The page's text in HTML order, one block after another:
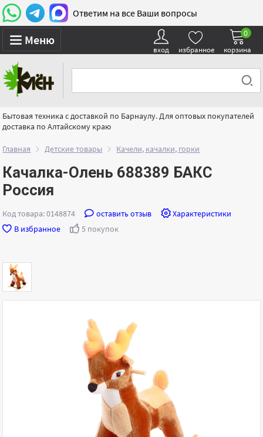
Ответим на все Ваши вопросы
Меню
вход избранное корзина
0
Бытовая техника с доставкой по Барнаулу. Для оптовых покупателей
доставка по Алтайскому краю
Главная Детские товары Качели, качалки, горки
Качалка-Олень 688389 БАКС
Россия
Код товара: 0148874 оставить отзыв
Характеристики
В избранное
5 покупок